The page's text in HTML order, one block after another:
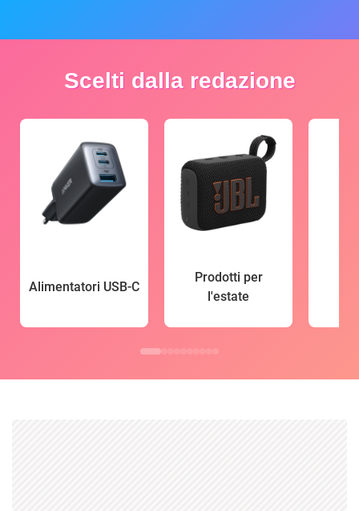
Scelti dalla redazione
Alimentatori USB-C
Prodotti per
l'estate